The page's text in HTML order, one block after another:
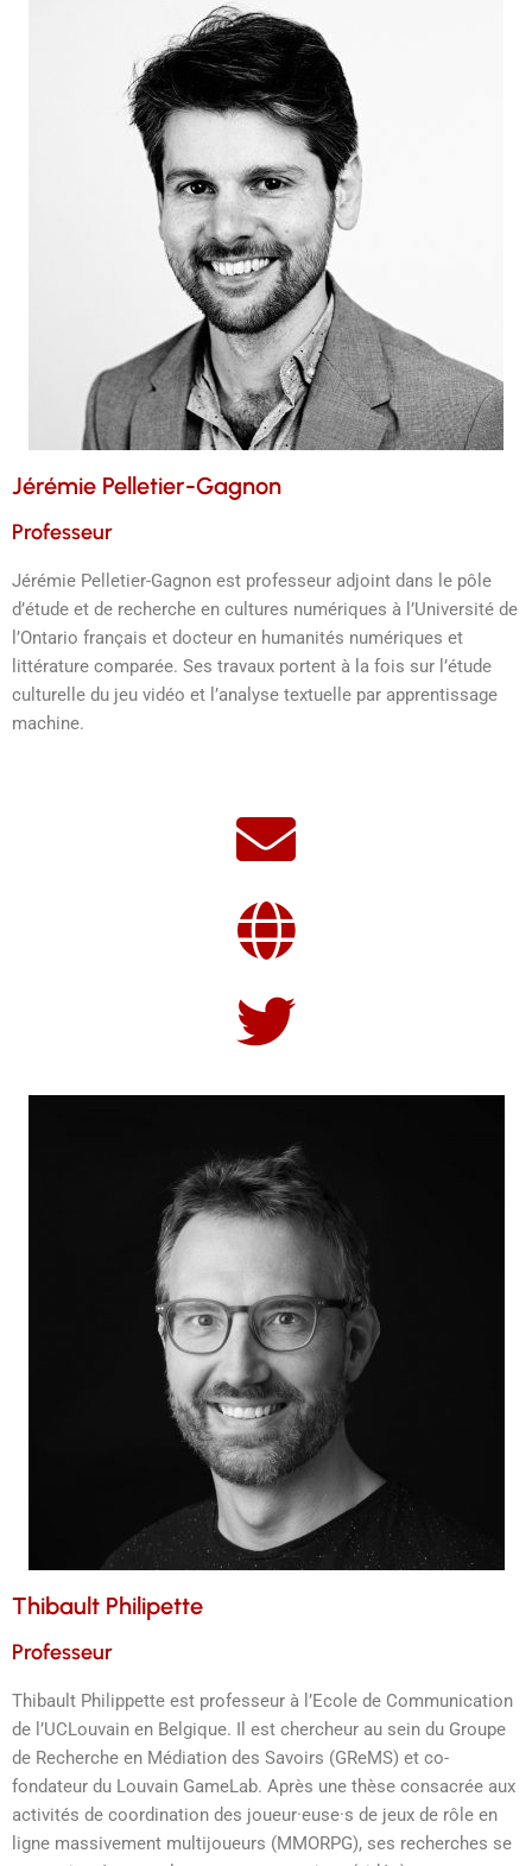
Jérémie Pelletier-Gagnon
Professeur
Jérémie Pelletier-Gagnon est professeur adjoint dans le pôle
d’étude et de recherche en cultures numériques à l’Université de
l’Ontario français et docteur en humanités numériques et
littérature comparée. Ses travaux portent à la fois sur l’étude
culturelle du jeu vidéo et l’analyse textuelle par apprentissage
machine.
Thibault Philipette
Professeur
Thibault Philippette est professeur à l’Ecole de Communication
de l’UCLouvain en Belgique. Il est chercheur au sein du Groupe
de Recherche en Médiation des Savoirs (GReMS) et co-
fondateur du Louvain GameLab. Après une thèse consacrée aux
activités de coordination des joueur·euse·s de jeux de rôle en
ligne massivement multijoueurs (MMORPG), ses recherches se